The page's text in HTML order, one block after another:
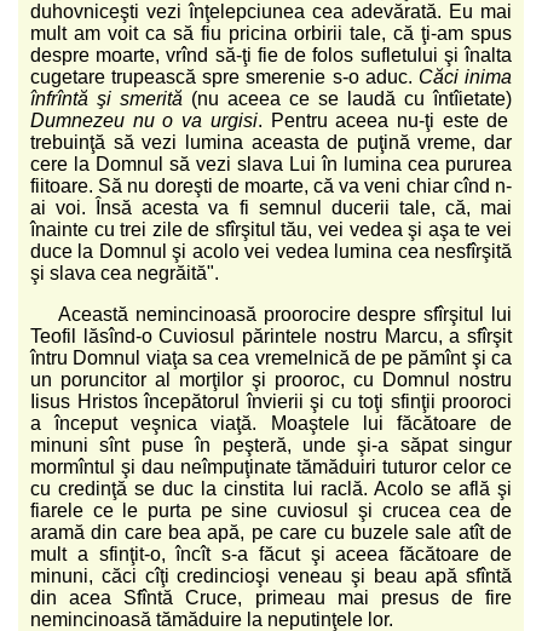
duhovniceşti vezi înţelepciunea cea adevărată. Eu mai
mult am voit ca să fiu pricina orbirii tale, că ţi-am spus
despre moarte, vrînd să-ţi fie de folos sufletului şi înalta
cugetare trupească spre smerenie s-o aduc. Căci inima
înfrîntă şi smerită (nu aceea ce se laudă cu întîietate)
Dumnezeu nu o va urgisi. Pentru aceea nu-ţi este de
trebuinţă să vezi lumina aceasta de puţină vreme, dar
cere la Domnul să vezi slava Lui în lumina cea pururea
fiitoare. Să nu doreşti de moarte, că va veni chiar cînd n-
ai voi. Însă acesta va fi semnul ducerii tale, că, mai
înainte cu trei zile de sfîrşitul tău, vei vedea şi aşa te vei
duce la Domnul şi acolo vei vedea lumina cea nesfîrşită
şi slava cea negrăită".
Această nemincinoasă proorocire despre sfîrşitul lui
Teofil lăsînd-o Cuviosul părintele nostru Marcu, a sfîrşit
întru Domnul viaţa sa cea vremelnică de pe pămînt şi ca
un poruncitor al morţilor şi prooroc, cu Domnul nostru
Iisus Hristos începătorul învierii şi cu toţi sfinţii prooroci
a început veşnica viaţă. Moaştele lui făcătoare de
minuni sînt puse în peşteră, unde şi-a săpat singur
mormîntul şi dau neîmpuţinate tămăduiri tuturor celor ce
cu credinţă se duc la cinstita lui raclă. Acolo se află şi
fiarele ce le purta pe sine cuviosul şi crucea cea de
aramă din care bea apă, pe care cu buzele sale atît de
mult a sfinţit-o, încît s-a făcut şi aceea făcătoare de
minuni, căci cîţi credincioşi veneau şi beau apă sfîntă
din acea Sfîntă Cruce, primeau mai presus de fire
nemincinoasă tămăduire la neputinţele lor.